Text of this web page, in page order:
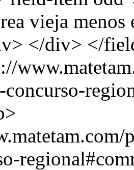
vieja
</div> </
concurso-